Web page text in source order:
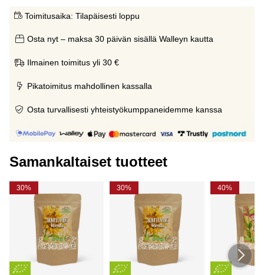
Toimitusaika: Tilapäisesti loppu
Osta nyt – maksa 30 päivän sisällä Walleyn kautta
Ilmainen toimitus yli 30 €
Pikatoimitus mahdollinen kassalla
Osta turvallisesti yhteistyökumppaneidemme kanssa
Samankaltaiset tuotteet
30% 30% 40%